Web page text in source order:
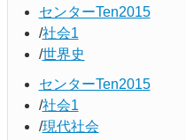
センターTen2015
社会1
世界史
センターTen2015
社会1
現代社会